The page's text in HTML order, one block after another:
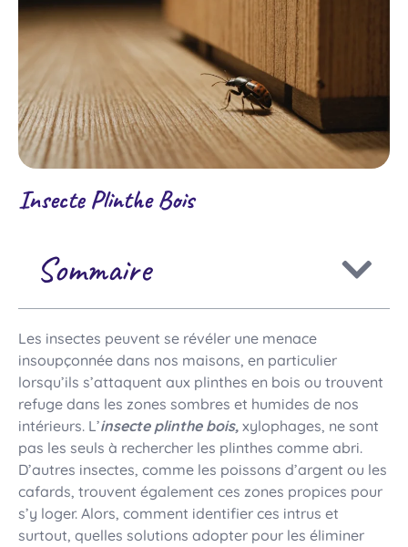
Insecte Plinthe Bois
Sommaire
Les insectes peuvent se révéler une menace
insoupçonnée dans nos maisons, en particulier
lorsqu’ils s’attaquent aux plinthes en bois ou trouvent
refuge dans les zones sombres et humides de nos
intérieurs. L’insecte plinthe bois, xylophages, ne sont
pas les seuls à rechercher les plinthes comme abri.
D’autres insectes, comme les poissons d’argent ou les
cafards, trouvent également ces zones propices pour
s’y loger. Alors, comment identifier ces intrus et
surtout, quelles solutions adopter pour les éliminer